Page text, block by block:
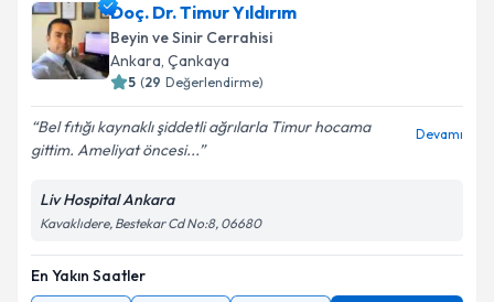
Doç. Dr. Timur Yıldırım
Beyin ve Sinir Cerrahisi
Ankara, Çankaya
5 (29 Değerlendirme)
Bel fıtığı kaynaklı şiddetli ağrılarla Timur hocama
gittim. Ameliyat öncesi...
Devamı
Liv Hospital Ankara
Kavaklıdere, Bestekar Cd No:8, 06680
En Yakın Saatler